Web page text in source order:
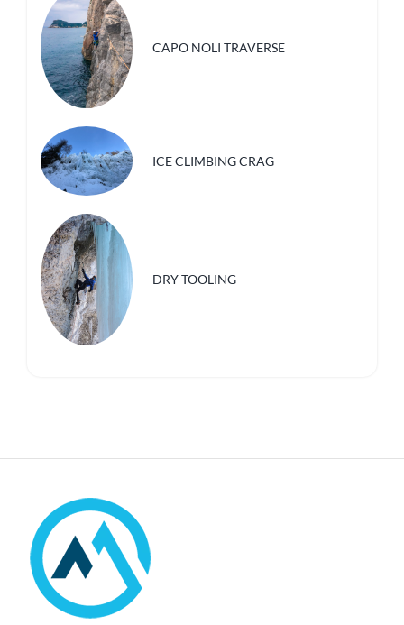
CAPO NOLI TRAVERSE
ICE CLIMBING CRAG
DRY TOOLING